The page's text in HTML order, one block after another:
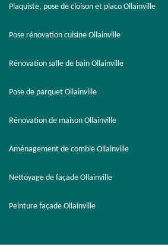
Plaquiste, pose de cloison et placo Ollainville
Pose rénovation cuisine Ollainville
Rénovation salle de bain Ollainville
Pose de parquet Ollainville
Rénovation de maison Ollainville
Aménagement de comble Ollainville
Nettoyage de façade Ollainville
Peinture façade Ollainville